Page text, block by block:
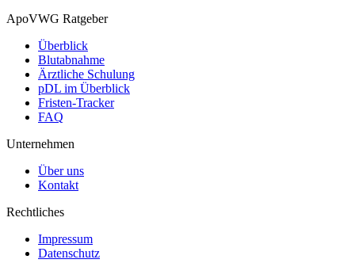
ApoVWG Ratgeber
Überblick
Blutabnahme
Ärztliche Schulung
pDL im Überblick
Fristen-Tracker
FAQ
Unternehmen
Über uns
Kontakt
Rechtliches
Impressum
Datenschutz